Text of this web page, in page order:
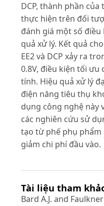
DCP, thành phần
thực hiện trên đối
đánh giá một số
quả xử lý. Kết quả
EE2 và DCP xảy ra
0.8V, điều kiện tối ưu
tính. Hiệu quả xử lý
điện năng tiêu thụ
dụng công nghệ này
các nghiên cứu sử
tạo từ phế phụ
giảm chi phí đầu vào.
Tài liệu tham
Bard A.J. and